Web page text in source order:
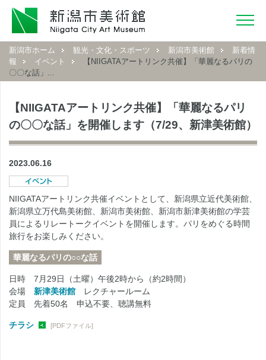
新潟市ホーム 観光・文化・スポーツ 新潟市美術館
新着情
報
イベント
【NIIGATAアートリンク共催】「華麗なるパリの
〇〇な話」...
【NIIGATAアートリンク共催】「華麗なるパリ
の〇〇な話」を開催します（7/29、新津美術館）
2023.06.16
NIIGATAアートリンク共催イベントとして、新潟県立近代美術館、
新潟県立万代島美術館、新潟市美術館、新潟市新津美術館の学芸
員によるリレートークイベントを開催します。パリをめぐる時間
旅行をお楽しみください。
華麗なるパリの○○な話
日時 7月29日（土曜）午後2時から（約2時間）
会場 新津美術館 レクチャールーム
定員 先着50名 申込不要、聴講無料
チラシ [PDFファイル]